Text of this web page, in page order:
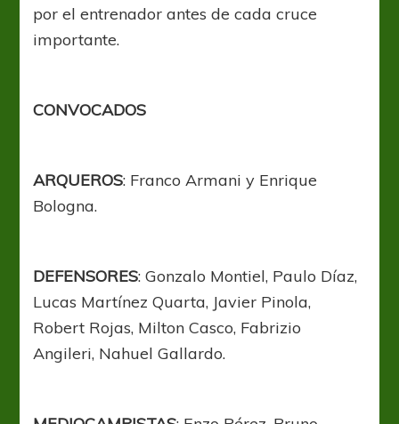
por el entrenador antes de cada cruce
importante.
CONVOCADOS
ARQUEROS: Franco Armani y Enrique
Bologna.
DEFENSORES: Gonzalo Montiel, Paulo Díaz,
Lucas Martínez Quarta, Javier Pinola,
Robert Rojas, Milton Casco, Fabrizio
Angileri, Nahuel Gallardo.